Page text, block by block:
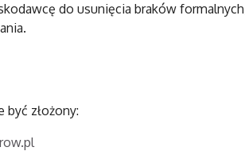
do usunięcia braków
złożony: